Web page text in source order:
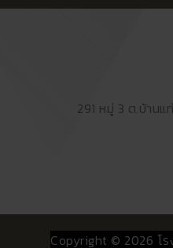
291 หมู่ 3 ต.บ้าน
Copyright © 2026 โ